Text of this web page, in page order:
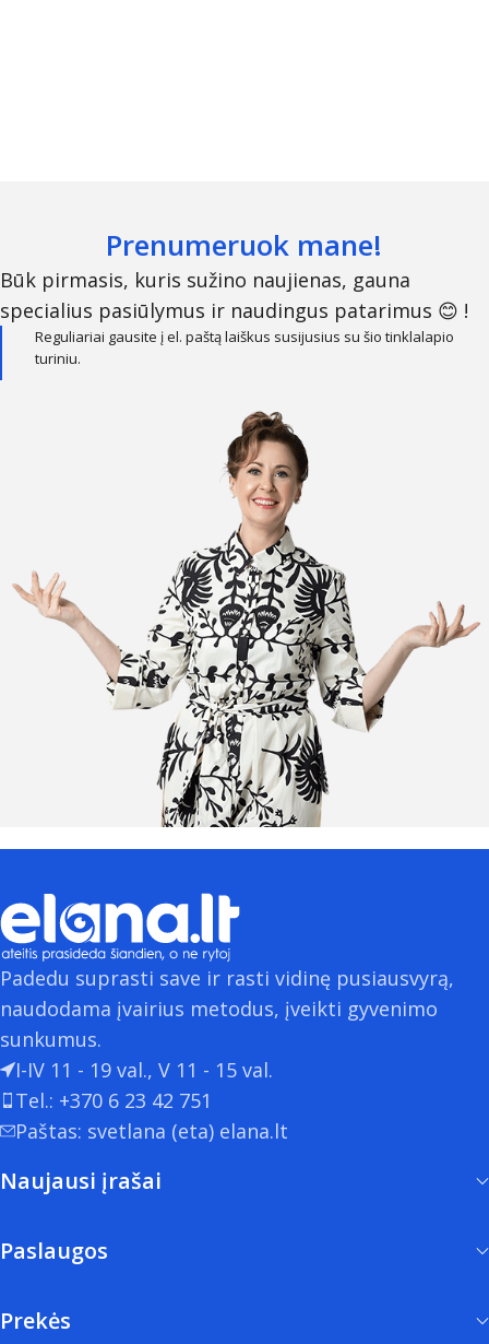
Prenumeruok mane!
Būk pirmasis, kuris sužino naujienas, gauna
specialius pasiūlymus ir naudingus patarimus 😊 !
Reguliariai gausite į el. paštą laiškus susijusius su šio tinklalapio
turiniu.
Padedu suprasti save ir rasti vidinę pusiausvyrą,
naudodama įvairius metodus, įveikti gyvenimo
sunkumus.
I-IV 11 - 19 val., V 11 - 15 val.
Tel.: +370 6 23 42 751
Paštas: svetlana (eta) elana.lt
Naujausi įrašai
Paslaugos
Prekės